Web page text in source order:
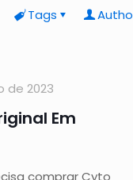
Tags
de 2023
Em
comprar Cyto